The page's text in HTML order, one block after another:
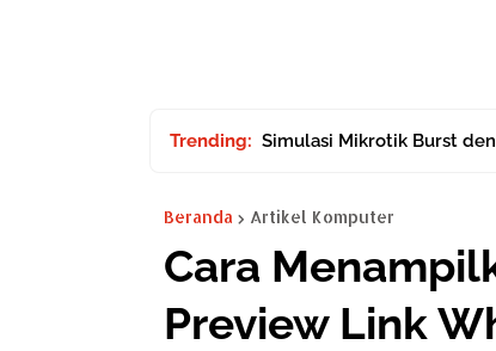
Trending: Simulasi Mikrotik Burst
Beranda Artikel Komputer
Cara
Preview Link